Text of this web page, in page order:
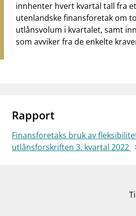
innhenter hvert kvartal tall fra
utenlandske finansforetak om
utlånsvolum i kvartalet, samt
som avviker fra de enkelte
Rapport
Finansforetaks bruk av
utlånsforskriften 3. kvartal 2022